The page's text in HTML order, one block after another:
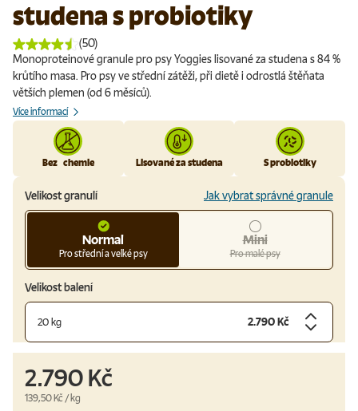
studena s probiotiky
(50)
Monoproteinové granule pro psy Yoggies lisované za studena s 84 %
krůtího masa. Pro psy ve střední zátěži, při dietě i odrostlá štěňata
větších plemen (od 6 měsíců).
Více informací
Bez chemie Lisované za studena S probiotiky
Velikost granulí Jak vybrat správné granule
Normal
Pro střední a velké psy
Mini
Pro malé psy
Velikost balení
20 kg 2.790 Kč
2.790 Kč
Cena za jednotku
139,50 Kč /kg